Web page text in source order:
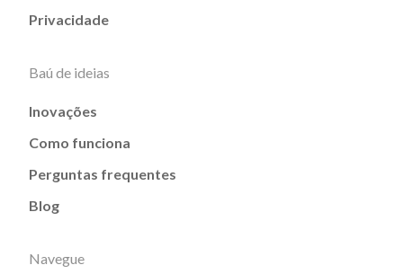
Privacidade
Baú de ideias
Inovações
Como funciona
Perguntas frequentes
Blog
Navegue